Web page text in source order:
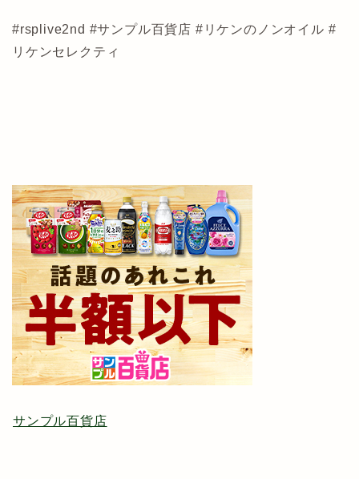
#rsplive2nd #サンプル百貨店 #リケンのノンオイル #
リケンセレクティ
サンプル百貨店